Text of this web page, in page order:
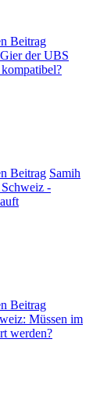
der UBS
Samih
-
Müssen im
werden?